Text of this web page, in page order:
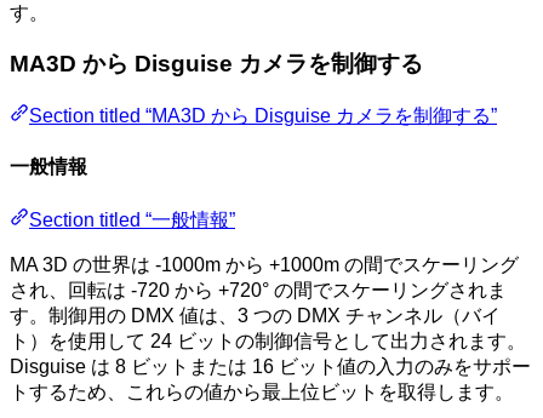
す。
MA3D から Disguise カメラを制御する
Section titled “MA3D から Disguise カメラを制御する”
一般情報
Section titled “一般情報”
MA 3D の世界は -1000m から +1000m の間でスケーリング
され、回転は -720 から +720° の間でスケーリングされま
す。制御用の DMX 値は、3 つの DMX チャンネル（バイ
ト）を使用して 24 ビットの制御信号として出力されます。
Disguise は 8 ビットまたは 16 ビット値の入力のみをサポー
トするため、これらの値から最上位ビットを取得します。